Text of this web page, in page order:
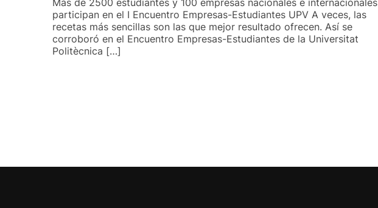
Más de 2500 estudiantes y 100 empresas nacionales e internacionales
participan en el I Encuentro Empresas-Estudiantes UPV A veces, las
recetas más sencillas son las que mejor resultado ofrecen. Así se
corroboró en el Encuentro Empresas-Estudiantes de la Universitat
Politècnica […]